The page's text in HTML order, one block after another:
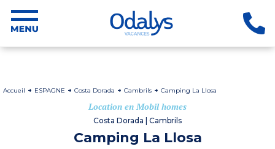
Accueil ESPAGNE Costa Dorada Cambrils Camping La Llosa
Location en Mobil homes
Costa Dorada | Cambrils
Camping La Llosa